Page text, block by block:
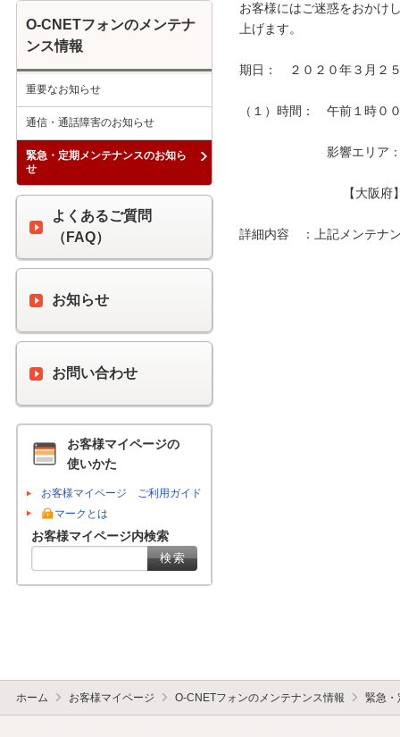
お客様にはご迷惑をおかけ
上げます。
期日：　２０２０年３月２
（１）時間：　午前１時０
影響エリア：　下記
【大阪府】　
詳細内容　：上記メンテナ
O-CNETフォンのメンテナ
ンス情報
重要なお知らせ
通信・通話障害のお知らせ
緊急・定期メンテナンスのお知ら
せ
よくあるご質問
（FAQ）
お知らせ
お問い合わせ
お客様マイページの
使いかた
お客様マイページ ご利用ガイド
マークとは
お客様マイページ内検索
ホーム お客様マイページ O-CNETフォンのメンテナンス情報 緊急・